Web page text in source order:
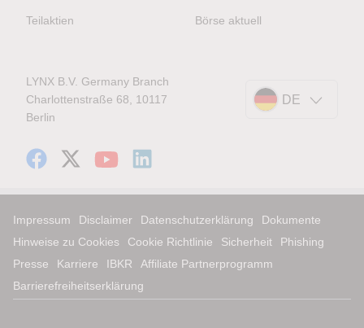
Teilaktien Börse aktuell
LYNX B.V. Germany Branch
Charlottenstraße 68, 10117
Berlin
DE
Impressum Disclaimer Datenschutzerklärung
Dokumente
Hinweise zu Cookies
Cookie Richtlinie Sicherheit
Phishing
Presse
Karriere IBKR
Affiliate Partnerprogramm
Barrierefreiheitserklärung